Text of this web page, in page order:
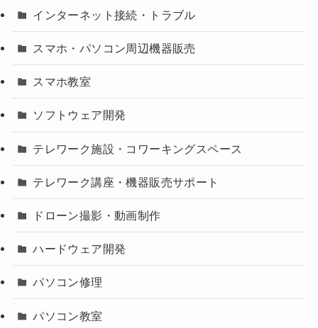
インターネット接続・トラブル
スマホ・パソコン周辺機器販売
スマホ教室
ソフトウェア開発
テレワーク施設・コワーキングスペース
テレワーク講座・機器販売サポート
ドローン撮影・動画制作
ハードウェア開発
パソコン修理
パソコン教室